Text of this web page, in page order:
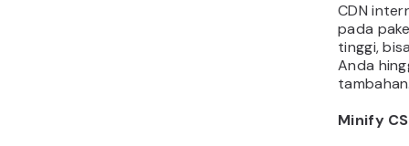
CDN
pada
tinggi,
Anda
Minify